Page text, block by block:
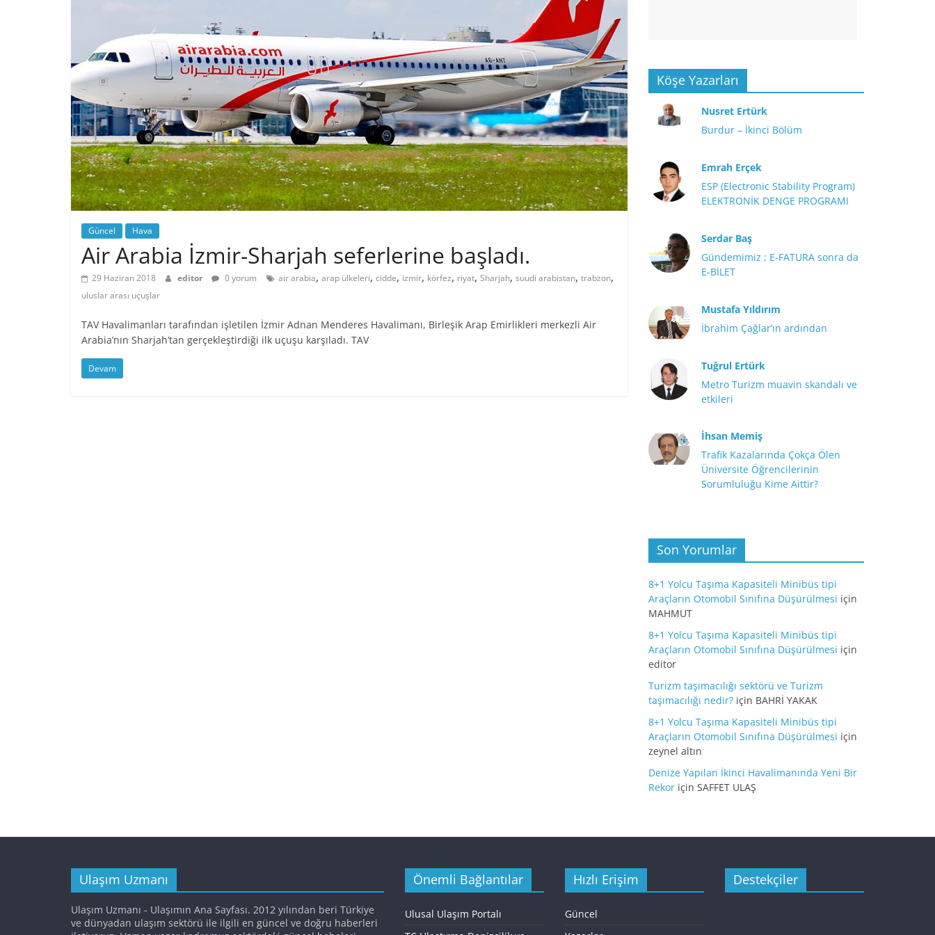
Güncel Hava
Air Arabia İzmir-Sharjah seferlerine başladı.
29 Haziran 2018 editor 0 yorum air arabia, arap ülkeleri, cidde, izmir, körfez, riyat, Sharjah, suudi arabistan, trabzon,
uluslar arası uçuşlar
TAV Havalimanları tarafından işletilen İzmir Adnan Menderes Havalimanı, Birleşik Arap Emirlikleri merkezli Air
Arabia’nın Sharjah’tan gerçekleştirdiği ilk uçuşu karşıladı. TAV
Devam
Köşe Yazarları
Nusret Ertürk
Burdur – İkinci Bölüm
Emrah Erçek
ESP (Electronic Stability Program)
ELEKTRONİK DENGE PROGRAMI
Serdar Baş
Gündemimiz ; E-FATURA sonra da
E-BİLET
Mustafa Yıldırım
İbrahim Çağlar’ın ardından
Tuğrul Ertürk
Metro Turizm muavin skandalı ve
etkileri
İhsan Memiş
Trafik Kazalarında Çokça Ölen
Üniversite Öğrencilerinin
Sorumluluğu Kime Aittir?
Son Yorumlar
8+1 Yolcu Taşıma Kapasiteli Minibüs tipi
Araçların Otomobil Sınıfına Düşürülmesi için
MAHMUT
8+1 Yolcu Taşıma Kapasiteli Minibüs tipi
Araçların Otomobil Sınıfına Düşürülmesi için
editor
Turizm taşımacılığı sektörü ve Turizm
taşımacılığı nedir? için BAHRİ YAKAK
8+1 Yolcu Taşıma Kapasiteli Minibüs tipi
Araçların Otomobil Sınıfına Düşürülmesi için
zeynel altın
Denize Yapılan İkinci Havalimanında Yeni Bir
Rekor için SAFFET ULAŞ
Ulaşım Uzmanı
Ulaşım Uzmanı - Ulaşımın Ana Sayfası. 2012 yılından beri Türkiye
ve dünyadan ulaşım sektörü ile ilgili en güncel ve doğru haberleri
Önemli Bağlantılar
Ulusal Ulaşım Portalı
Hızlı Erişim
Güncel
Destekçiler